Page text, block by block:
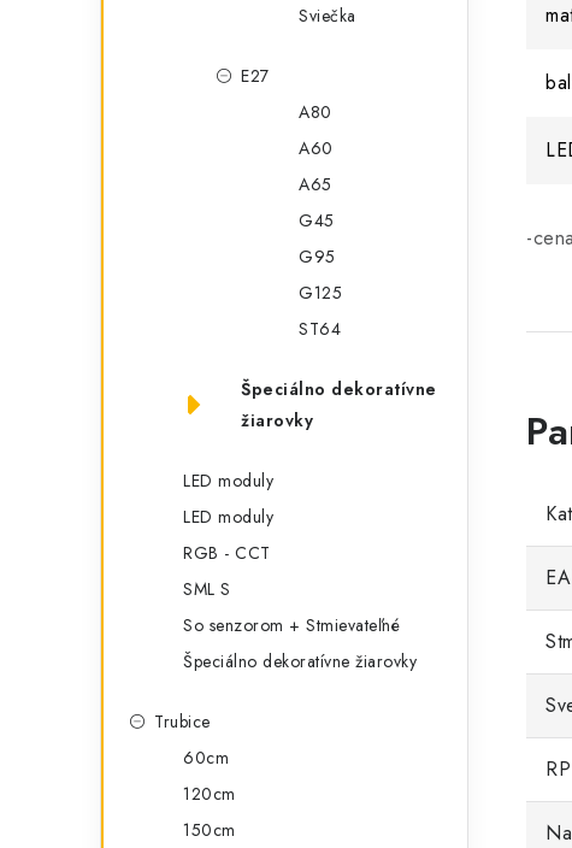
Sviečka
E27
A80
A60
A65
G45
G95
G125
ST64
Špeciálno dekoratívne
žiarovky
LED moduly
LED moduly
RGB - CCT
SML S
So senzorom + Stmievateľné
Špeciálno dekoratívne žiarovky
Trubice
60cm
120cm
150cm
-
RP